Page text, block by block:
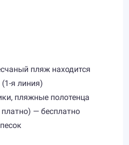
пляж находится
я линия)
пляжные полотенца
— бесплатно